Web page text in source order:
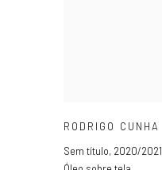
RODRIGO CUNHA
Sem título, 2020/2021